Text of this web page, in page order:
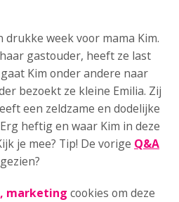
drukke week voor mama Kim.
gastouder, heeft ze last
Kim onder andere naar
bezoekt ze kleine Emilia. Zij
een zeldzame en dodelijke
heftig en waar Kim in deze
je mee? Tip! De vorige Q&A
marketing cookies om deze